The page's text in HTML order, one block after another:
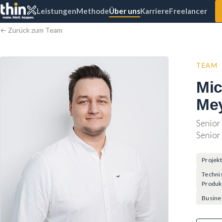
LeistungenMethodeÜber unsKarriereFreelancer
← Zurück zum Team
TEAM